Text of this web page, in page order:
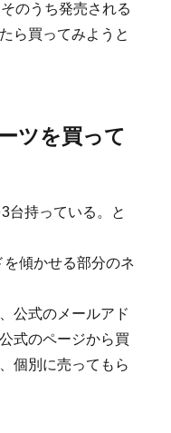
のうち発売される
ら買ってみようと
ツを買って
台持っている。と
傾かせる部分のネ
公式のメールアド
式のページから買
個別に売ってもら